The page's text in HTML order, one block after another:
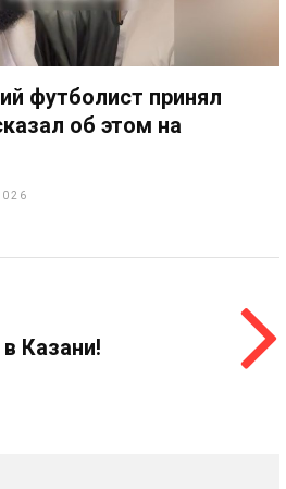
футболист принял
об этом на
Казани!